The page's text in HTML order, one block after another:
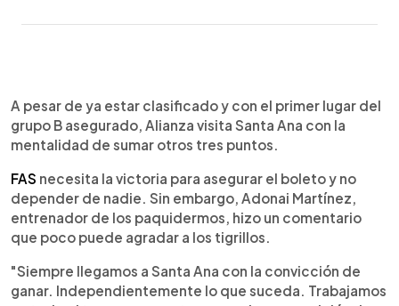
Escuchar artículo
A pesar de ya estar clasificado y con el primer lugar del
grupo B asegurado, Alianza visita Santa Ana con la
mentalidad de sumar otros tres puntos.
FAS necesita la victoria para asegurar el boleto y no
depender de nadie. Sin embargo, Adonai Martínez,
entrenador de los paquidermos, hizo un comentario
que poco puede agradar a los tigrillos.
"Siempre llegamos a Santa Ana con la convicción de
ganar. Independientemente lo que suceda. Trabajamos